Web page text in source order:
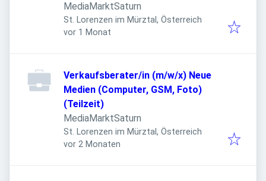
MediaMarktSaturn
St. Lorenzen im Mürztal, Österreich
Veröffentlicht
vor 1 Monat
Verkaufsberater/in (m/w/x) Neue
Medien (Computer, GSM, Foto)
(Teilzeit)
MediaMarktSaturn
St. Lorenzen im Mürztal, Österreich
Veröffentlicht:
vor 2 Monaten